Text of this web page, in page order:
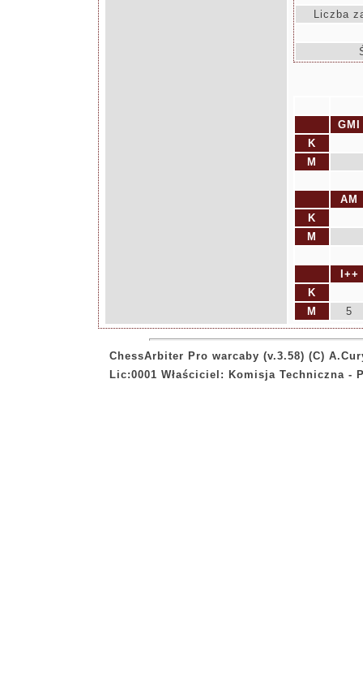
Liczba
GMI
K
M
AM
K
M
I++
K
M
5
ChessArbiter Pro warcaby (v.3.58) (C)
Lic:0001 Właściciel: Komisja Techniczna -